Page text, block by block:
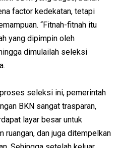
factor kedekatan, tetapi
“Fitnah-fitnah itu
yang dipimpin oleh
dimulailah seleksi
seleksi ini, pemerintah
BKN sangat trasparan,
layar besar untuk
ruangan, dan juga ditempelkan